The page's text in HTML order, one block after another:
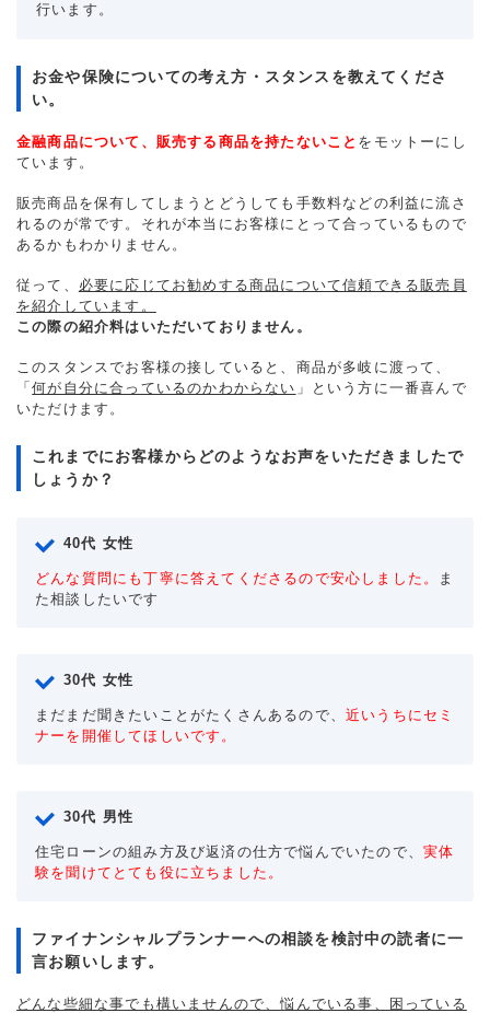
行います。
お金や保険についての考え方・スタンスを教えてくださ
い。
金融商品について、販売する商品を持たないこと をモットーにし
ています。
販売商品を保有してしまうとどうしても手数料などの利益に流さ
れるのが常です。それが本当にお客様にとって合っているもので
あるかもわかりません。
従って、 必要に応じてお勧めする商品について信頼できる販売員
を紹介しています。
この際の紹介料はいただいておりません。
このスタンスでお客様の接していると、商品が多岐に渡って、
「何が自分に合っているのかわからない 」という方に一番喜んで
いただけます。
これまでにお客様からどのようなお声をいただきましたで
しょうか？
40代 女性
どんな質問にも丁寧に答えてくださるので安心しました。
ま
た相談したいです
30代 女性
まだまだ聞きたいことがたくさんあるので、 近いうちにセミ
ナーを開催してほしいです。
30代 男性
住宅ローンの組み方及び返済の仕方で悩んでいたので、 実体
験を聞けてとても役に立ちました。
ファイナンシャルプランナーへの相談を検討中の読者に一
言お願いします。
どんな些細な事でも構いませんので、悩んでいる事、困っている